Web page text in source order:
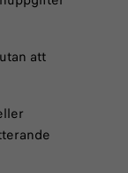
att